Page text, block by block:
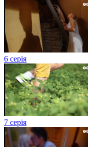
6 серія
7 серія